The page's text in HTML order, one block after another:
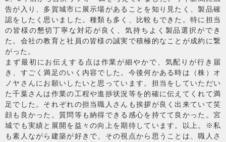
告が入り、多賀城市に展示場があることを知り見たく、製品確
認をしたく思いました。種類も多く、比較もできた。特に担当
の皆様の懇切丁寧な対応が良く、気持ちよく製品選択ができ
た。会社の教育と社員の皆様の誠実で積極的なことが成約に繋
がった。
まず最初にお伝えする点は作業が細やかで、気配りが行き届
き、すごく満足のいく内容でした。今後何かある時は（株）オ
ノヤさんにお願いしたいと思っています。担当をしていただい
た千葉さんは作業の工程や進捗状況等を的確に伝えてくれて満
足でした。それぞれの担当職人さんも挨拶が良く出来ていて笑
顔も良かった。質問等も納得できる感心を持てて良かった。宮
城でも実績と展開を益々の向上を期待しています。以上。※私
も素人ながら建築が好きで、その視点から思うことは、職人さ